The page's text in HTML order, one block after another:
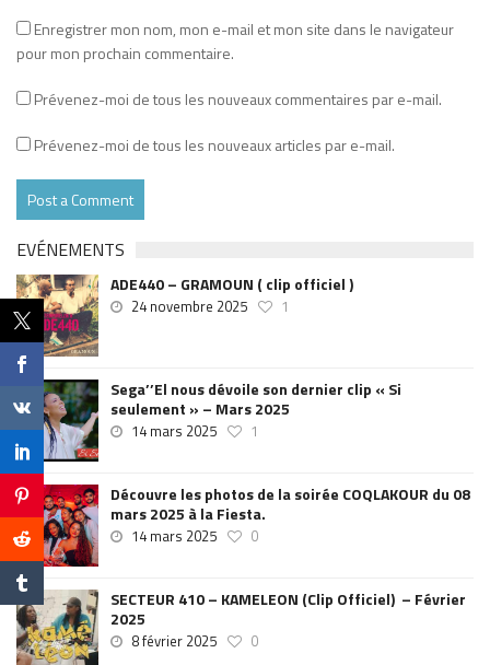
Enregistrer mon nom, mon e-mail et mon site dans le navigateur
pour mon prochain commentaire.
Prévenez-moi de tous les nouveaux commentaires par e-mail.
Prévenez-moi de tous les nouveaux articles par e-mail.
EVÉNEMENTS
ADE440 – GRAMOUN ( clip officiel )
24 novembre 2025 1
Sega’’El nous dévoile son dernier clip « Si
seulement » – Mars 2025
14 mars 2025 1
Découvre les photos de la soirée COQLAKOUR du 08
mars 2025 à la Fiesta.
14 mars 2025 0
SECTEUR 410 – KAMELEON (Clip Officiel) – Février
2025
8 février 2025 0